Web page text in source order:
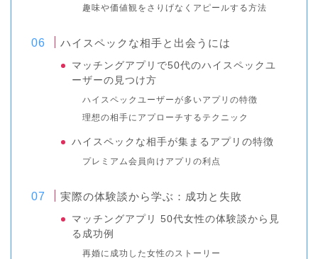
趣味や価値観をさりげなくアピールする方法
ハイスペックな相手と出会うには
マッチングアプリで50代のハイスペックユ
ーザーの見つけ方
ハイスペックユーザーが多いアプリの特徴
理想の相手にアプローチするテクニック
ハイスペックな相手が集まるアプリの特徴
プレミアム会員向けアプリの利点
実際の体験談から学ぶ：成功と失敗
マッチングアプリ 50代女性の体験談から見
る成功例
再婚に成功した女性のストーリー